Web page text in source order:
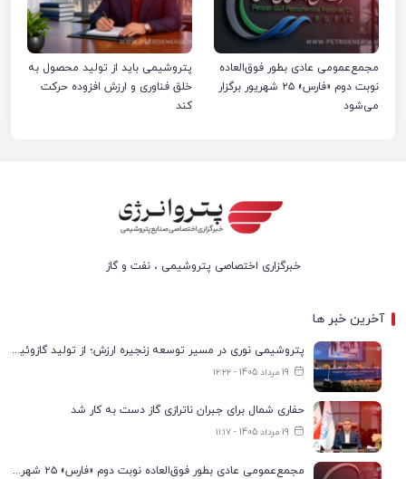
مجمع‌عمومی عادی بطور فوق‌العاده
نوبت دوم «فارس» ۲۵ شهریور برگزار
می‌شود
پتروشیمی باید از تولید محصول به
خلق فناوری و ارزش افزوده حرکت
کند
خبرگزاری اختصاصی پتروشیمی ، نفت و گاز
آخرین خبر ها
پتروشیمی نوری در مسیر توسعه زنجیره ارزش؛ از تولید گازوئیل یورو ۶ تا گوگرد میکرونیزه
19 مرداد 1405 - ۱۲:۲۲
حفاری شمال برای جبران ناترازی گاز دست به کار شد
19 مرداد 1405 - ۱۱:۱۷
مجمع‌عمومی عادی بطور فوق‌العاده نوبت دوم «فارس» ۲۵ شهریور برگزار می‌شود